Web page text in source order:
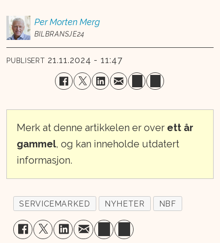
Per Morten Merg
BILBRANSJE24
PUBLISERT 21.11.2024 - 11:47
Merk at denne artikkelen er over ett år
gammel, og kan inneholde utdatert
informasjon.
SERVICEMARKED NYHETER NBF